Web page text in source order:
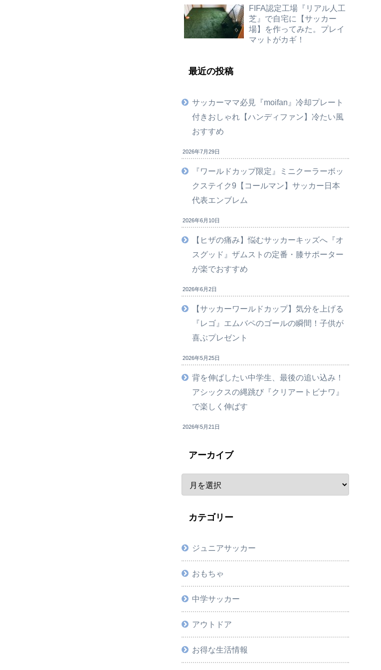
FIFA認定工場『リアル人工
芝』で自宅に【サッカー
場】を作ってみた。プレイ
マットがカギ！
最近の投稿
サッカーママ必見『moifan』冷却プレート
付きおしゃれ【ハンディファン】冷たい風
おすすめ
2026年7月29日
『ワールドカップ限定』ミニクーラーボッ
クステイク9【コールマン】サッカー日本
代表エンブレム
2026年6月10日
【ヒザの痛み】悩むサッカーキッズへ『オ
スグッド』ザムストの定番・膝サポーター
が楽でおすすめ
2026年6月2日
【サッカーワールドカップ】気分を上げる
『レゴ』エムバペのゴールの瞬間！子供が
喜ぶプレゼント
2026年5月25日
背を伸ばしたい中学生、最後の追い込み！
アシックスの縄跳び『クリアートビナワ』
で楽しく伸ばす
2026年5月21日
アーカイブ
カテゴリー
ジュニアサッカー
おもちゃ
中学サッカー
アウトドア
お得な生活情報